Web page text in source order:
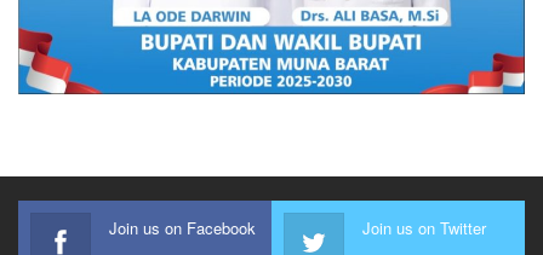
Join us on Facebook Join us on Twitter